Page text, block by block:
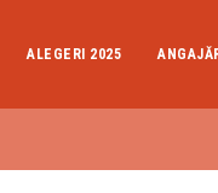
ALEGERI 2025